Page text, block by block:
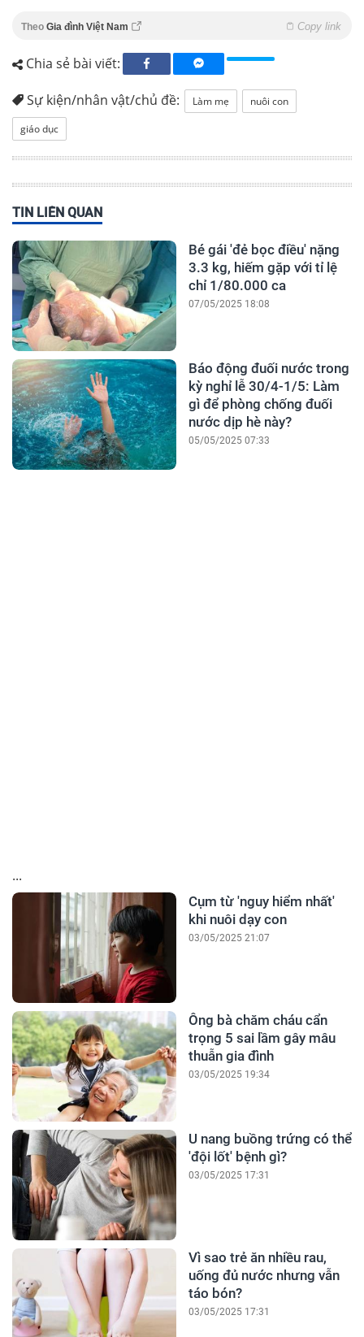
Theo Gia đình Việt Nam Copy link
Chia sẻ bài viết:
Sự kiện/nhân vật/chủ đề: Làm mẹ
nuôi con
giáo dục
TIN LIÊN QUAN
Bé gái 'đẻ bọc điều' nặng
3.3 kg, hiếm gặp với tỉ lệ
chỉ 1/80.000 ca
07/05/2025 18:08
Báo động đuối nước trong
kỳ nghỉ lễ 30/4-1/5: Làm
gì để phòng chống đuối
nước dịp hè này?
05/05/2025 07:33
...
Cụm từ 'nguy hiểm nhất'
khi nuôi dạy con
03/05/2025 21:07
Ông bà chăm cháu cẩn
trọng 5 sai lầm gây mâu
thuẫn gia đình
03/05/2025 19:34
U nang buồng trứng có thể
'đội lốt' bệnh gì?
03/05/2025 17:31
Vì sao trẻ ăn nhiều rau,
uống đủ nước nhưng vẫn
táo bón?
03/05/2025 17:31